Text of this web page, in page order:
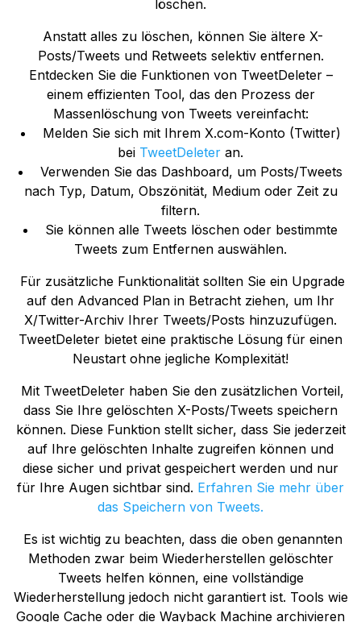
löschen.
Anstatt alles zu löschen, können Sie ältere X-
Posts/Tweets und Retweets selektiv entfernen.
Entdecken Sie die Funktionen von TweetDeleter –
einem effizienten Tool, das den Prozess der
Massenlöschung von Tweets vereinfacht:
Melden Sie sich mit Ihrem X.com-Konto (Twitter)
bei TweetDeleter an.
Verwenden Sie das Dashboard, um Posts/Tweets
nach Typ, Datum, Obszönität, Medium oder Zeit zu
filtern.
Sie können alle Tweets löschen oder bestimmte
Tweets zum Entfernen auswählen.
Für zusätzliche Funktionalität sollten Sie ein Upgrade
auf den Advanced Plan in Betracht ziehen, um Ihr
X/Twitter-Archiv Ihrer Tweets/Posts hinzuzufügen.
TweetDeleter bietet eine praktische Lösung für einen
Neustart ohne jegliche Komplexität!
Mit TweetDeleter haben Sie den zusätzlichen Vorteil,
dass Sie Ihre gelöschten X-Posts/Tweets speichern
können. Diese Funktion stellt sicher, dass Sie jederzeit
auf Ihre gelöschten Inhalte zugreifen können und
diese sicher und privat gespeichert werden und nur
für Ihre Augen sichtbar sind. Erfahren Sie mehr über
das Speichern von Tweets.
Es ist wichtig zu beachten, dass die oben genannten
Methoden zwar beim Wiederherstellen gelöschter
Tweets helfen können, eine vollständige
Wiederherstellung jedoch nicht garantiert ist. Tools wie
Google Cache oder die Wayback Machine archivieren